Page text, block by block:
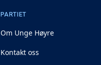
PARTIET
Om Unge Høyre
Kontakt oss